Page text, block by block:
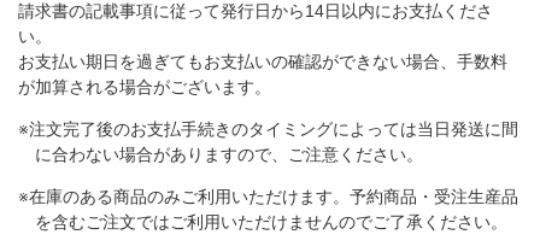
請求書の記載事項に従って発行日から14日以内にお支払くださ
い。
お支払い期日を過ぎてもお支払いの確認ができない場合、手数料
が加算される場合がございます。
※注文完了後のお支払手続きのタイミングによっては当日発送に間
に合わない場合がありますので、ご注意ください。
※在庫のある商品のみご利用いただけます。予約商品・受注生産品
を含むご注文ではご利用いただけませんのでご了承ください。